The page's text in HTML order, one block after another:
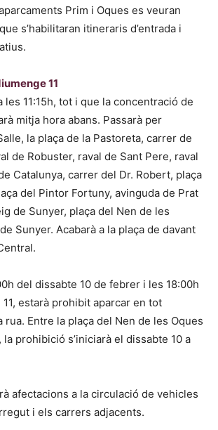
Prim i Oques es veuran
s’habilitaran itineraris d’entrada i
11
les 11:15h, tot i que la concentració de
mitja hora abans. Passarà per
la plaça de la Pastoreta, carrer de
de Robuster, raval de Sant Pere, raval
Catalunya, carrer del Dr. Robert, plaça
del Pintor Fortuny, avinguda de Prat
de Sunyer, plaça del Nen de les
Sunyer. Acabarà a la plaça de davant
del dissabte 10 de febrer i les 18:00h
estarà prohibit aparcar en tot
rua. Entre la plaça del Nen de les Oques
la prohibició s’iniciarà el dissabte 10 a
afectacions a la circulació de vehicles
i els carrers adjacents.